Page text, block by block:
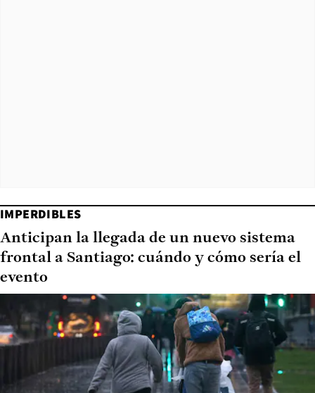
IMPERDIBLES
Anticipan la llegada de un nuevo sistema
frontal a Santiago: cuándo y cómo sería el
evento